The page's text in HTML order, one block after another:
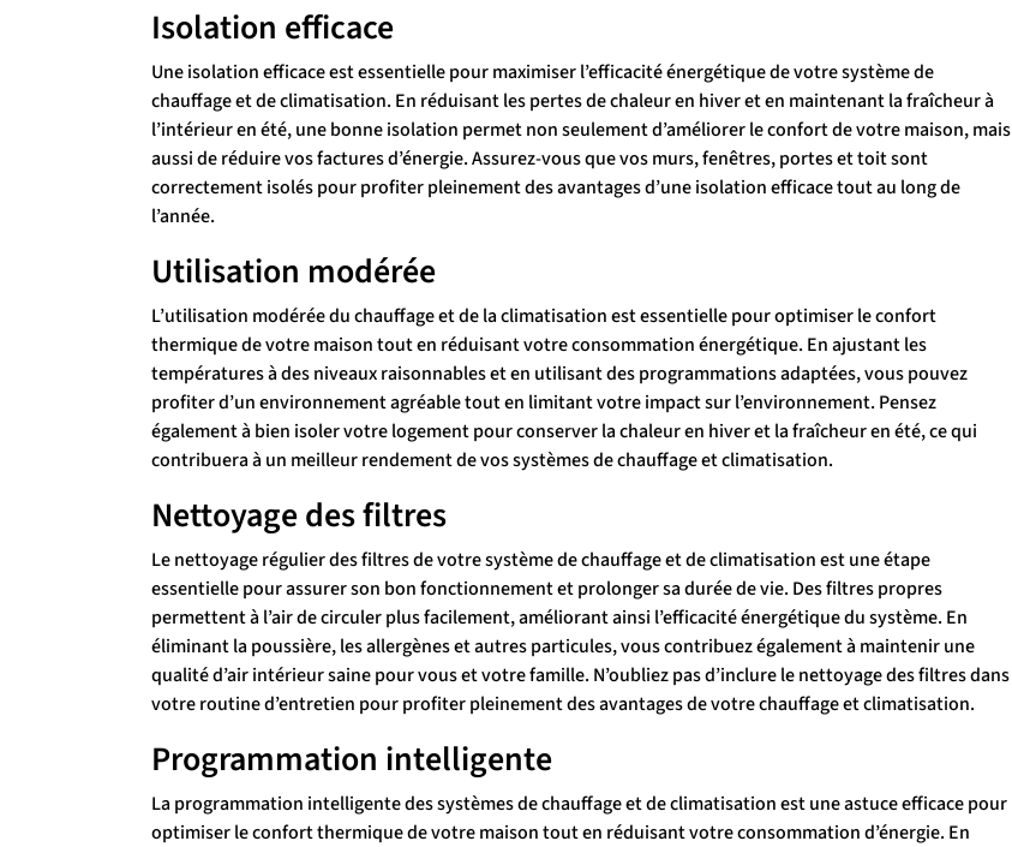
Isolation efficace
Une isolation efficace est essentielle pour maximiser l’efficacité énergétique de votre système de
chauffage et de climatisation. En réduisant les pertes de chaleur en hiver et en maintenant la fraîcheur à
l’intérieur en été, une bonne isolation permet non seulement d’améliorer le confort de votre maison, mais
aussi de réduire vos factures d’énergie. Assurez-vous que vos murs, fenêtres, portes et toit sont
correctement isolés pour profiter pleinement des avantages d’une isolation efficace tout au long de
l’année.
Utilisation modérée
L’utilisation modérée du chauffage et de la climatisation est essentielle pour optimiser le confort
thermique de votre maison tout en réduisant votre consommation énergétique. En ajustant les
températures à des niveaux raisonnables et en utilisant des programmations adaptées, vous pouvez
profiter d’un environnement agréable tout en limitant votre impact sur l’environnement. Pensez
également à bien isoler votre logement pour conserver la chaleur en hiver et la fraîcheur en été, ce qui
contribuera à un meilleur rendement de vos systèmes de chauffage et climatisation.
Nettoyage des filtres
Le nettoyage régulier des filtres de votre système de chauffage et de climatisation est une étape
essentielle pour assurer son bon fonctionnement et prolonger sa durée de vie. Des filtres propres
permettent à l’air de circuler plus facilement, améliorant ainsi l’efficacité énergétique du système. En
éliminant la poussière, les allergènes et autres particules, vous contribuez également à maintenir une
qualité d’air intérieur saine pour vous et votre famille. N’oubliez pas d’inclure le nettoyage des filtres dans
votre routine d’entretien pour profiter pleinement des avantages de votre chauffage et climatisation.
Programmation intelligente
La programmation intelligente des systèmes de chauffage et de climatisation est une astuce efficace pour
optimiser le confort thermique de votre maison tout en réduisant votre consommation d’énergie. En